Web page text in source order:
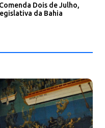
Dois de Julho,
da Bahia